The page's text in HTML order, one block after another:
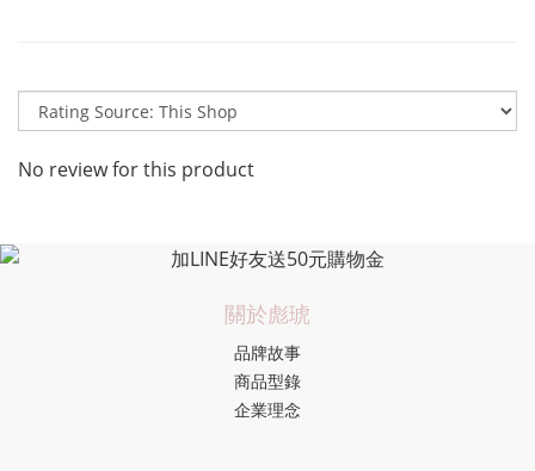
No review for this product
關於彪琥
品牌故事
商品型錄
企業理念